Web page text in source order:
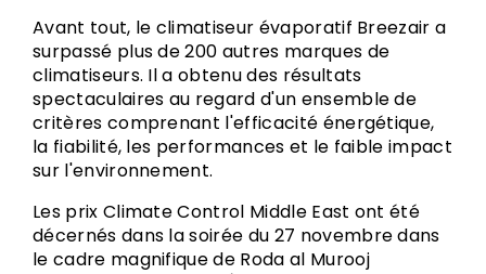
Avant tout, le climatiseur évaporatif Breezair a
surpassé plus de 200 autres marques de
climatiseurs. Il a obtenu des résultats
spectaculaires au regard d'un ensemble de
critères comprenant l'efficacité énergétique,
la fiabilité, les performances et le faible impact
sur l'environnement.
Les prix Climate Control Middle East ont été
décernés dans la soirée du 27 novembre dans
le cadre magnifique de Roda al Murooj